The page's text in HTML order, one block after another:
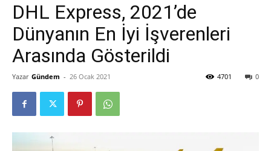
DHL Express, 2021’de
Dünyanın En İyi İşverenleri
Arasında Gösterildi
Yazar Gündem - 26 Ocak 2021 0
4701